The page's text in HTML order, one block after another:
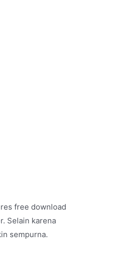
free download
Selain karena
sempurna.